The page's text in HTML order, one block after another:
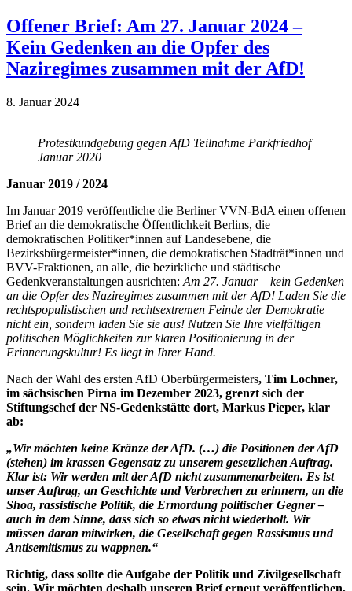
Offener Brief: Am 27. Januar 2024 –
Kein Gedenken an die Opfer des
Naziregimes zusammen mit der AfD!
8. Januar 2024
Protestkundgebung gegen AfD Teilnahme Parkfriedhof
Januar 2020
Januar 2019 / 2024
Im Januar 2019 veröffentliche die Berliner VVN-BdA einen offenen
Brief an die demokratische Öffentlichkeit Berlins, die
demokratischen Politiker*innen auf Landesebene, die
Bezirksbürgermeister*innen, die demokratischen Stadträt*innen und
BVV-Fraktionen, an alle, die bezirkliche und städtische
Gedenkveranstaltungen ausrichten: Am 27. Januar – kein Gedenken
an die Opfer des Naziregimes zusammen mit der AfD! Laden Sie die
rechtspopulistischen und rechtsextremen Feinde der Demokratie
nicht ein, sondern laden Sie sie aus! Nutzen Sie Ihre vielfältigen
politischen Möglichkeiten zur klaren Positionierung in der
Erinnerungskultur! Es liegt in Ihrer Hand.
Nach der Wahl des ersten AfD Oberbürgermeisters, Tim Lochner,
im sächsischen Pirna im Dezember 2023, grenzt sich der
Stiftungschef der NS-Gedenkstätte dort, Markus Pieper, klar
ab:
„Wir möchten keine Kränze der AfD. (…) die Positionen der AfD
(stehen) im krassen Gegensatz zu unserem gesetzlichen Auftrag.
Klar ist: Wir werden mit der AfD nicht zusammenarbeiten. Es ist
unser Auftrag, an Geschichte und Verbrechen zu erinnern, an die
Shoa, rassistische Politik, die Ermordung politischer Gegner –
auch in dem Sinne, dass sich so etwas nicht wiederholt. Wir
müssen daran mitwirken, die Gesellschaft gegen Rassismus und
Antisemitismus zu wappnen.“
Richtig, dass sollte die Aufgabe der Politik und Zivilgesellschaft
sein. Wir möchten deshalb unseren Brief erneut veröffentlichen,